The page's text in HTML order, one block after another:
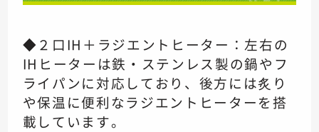
◆２口IH＋ラジエントヒーター：左右の
IHヒーターは鉄・ステンレス製の鍋やフ
ライパンに対応しており、後方には炙り
や保温に便利なラジエントヒーターを搭
載しています。